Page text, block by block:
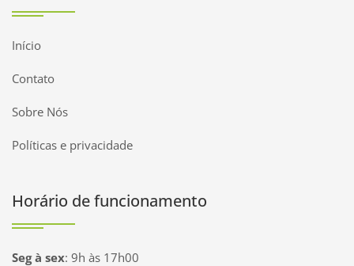
Início
Contato
Sobre Nós
Políticas e privacidade
Horário de funcionamento
Seg à sex: 9h às 17h00